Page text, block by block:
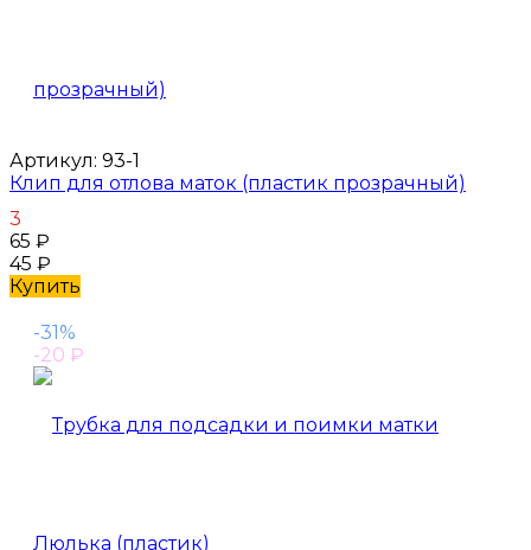
Артикул: 93-1
Клип для отлова маток (пластик прозрачный)
3
65 ₽
45 ₽
Купить
-31%
-20 ₽